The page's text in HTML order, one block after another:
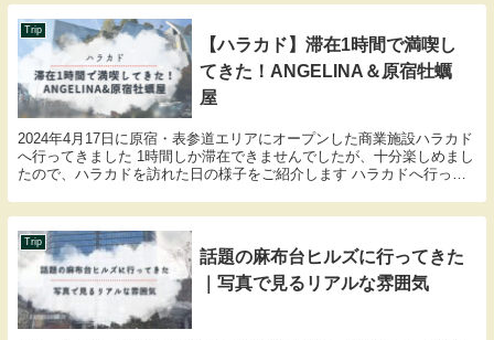
Trip
【ハラカド】滞在1時間で満喫し
てきた！ANGELINA＆原宿牡蠣
屋
2024年4月17日に原宿・表参道エリアにオープンした商業施設ハラカド
へ行ってきました 1時間しか滞在できませんでしたが、十分楽しめまし
たので、ハラカドを訪れた日の様子をご紹介します ハラカドへ行って
Trip
話題の麻布台ヒルズに行ってきた
｜写真で見るリアルな雰囲気